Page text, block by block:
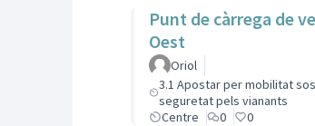
Punt de càrrega de
Oest
Oriol
3.1 Apostar per mobilitat
seguretat pels vianants
Centre
0 0